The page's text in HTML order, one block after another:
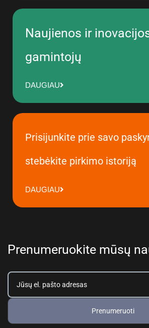
Naujienos ir
gamintojų
DAUGIAU
Prisijunkite prie savo
stebėkite pirkimo istoriją
DAUGIAU
Prenumeruokite mūsų
Prenumeruoti